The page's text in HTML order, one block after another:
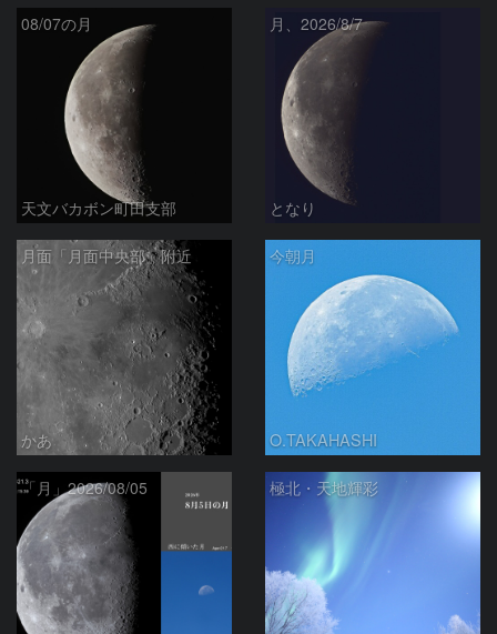
08/07の月
天文バカボン町田支部
月、2026/8/7
となり
月面「月面中央部」附近
かあ
今朝月
O.TAKAHASHI
「月」2026/08/05 極北・天地輝彩